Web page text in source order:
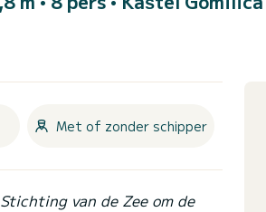
Met of zonder schipper
van de Zee om de